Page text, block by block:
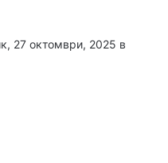
27 октомври, 2025 в